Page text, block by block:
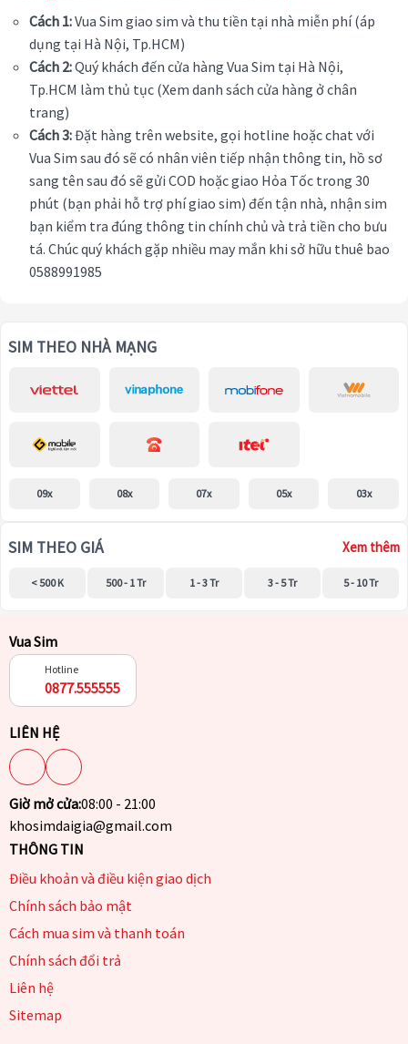
Cách 1:Vua Sim giao sim và thu tiền tại nhà miễn phí (áp
dụng tại Hà Nội, Tp.HCM)
Cách 2:Quý khách đến cửa hàng Vua Sim tại Hà Nội,
Tp.HCM làm thủ tục (Xem danh sách cửa hàng ở chân
trang)
Cách 3:Đặt hàng trên website, gọi hotline hoặc chat với
Vua Sim sau đó sẽ có nhân viên tiếp nhận thông tin, hồ sơ
sang tên sau đó sẽ gửi COD hoặc giao Hỏa Tốc trong 30
phút (bạn phải hỗ trợ phí giao sim) đến tận nhà, nhận sim
bạn kiểm tra đúng thông tin chính chủ và trả tiền cho bưu
tá. Chúc quý khách gặp nhiều may mắn khi sở hữu thuê bao
0588991985
SIM THEO NHÀ MẠNG
09x 08x 07x 05x 03x
SIM THEO GIÁ Xem thêm
< 500 K 500 - 1 Tr 1 - 3 Tr 3 - 5 Tr 5 - 10 Tr
Vua Sim
Hotline
0877.555555
LIÊN HỆ
Giờ mở cửa:08:00 - 21:00
khosimdaigia@gmail.com
THÔNG TIN
Điều khoản và điều kiện giao dịch
Chính sách bảo mật
Cách mua sim và thanh toán
Chính sách đổi trả
Liên hệ
Sitemap